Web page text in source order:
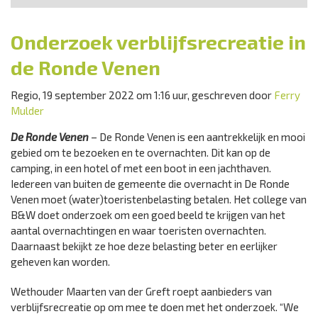
Onderzoek verblijfsrecreatie in
de Ronde Venen
Regio, 19 september 2022 om 1:16 uur, geschreven door Ferry
Mulder
De Ronde Venen – De Ronde Venen is een aantrekkelijk en mooi
gebied om te bezoeken en te overnachten. Dit kan op de
camping, in een hotel of met een boot in een jachthaven.
Iedereen van buiten de gemeente die overnacht in De Ronde
Venen moet (water)toeristenbelasting betalen. Het college van
B&W doet onderzoek om een goed beeld te krijgen van het
aantal overnachtingen en waar toeristen overnachten.
Daarnaast bekijkt ze hoe deze belasting beter en eerlijker
geheven kan worden.
Wethouder Maarten van der Greft roept aanbieders van
verblijfsrecreatie op om mee te doen met het onderzoek. “We